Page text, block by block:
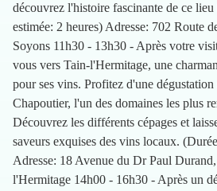
découvrez l'histoire fascinante de ce
estimée: 2 heures) Adresse: 702 Route
Soyons 11h30 - 13h30 - Après votre
vous vers Tain-l'Hermitage, une
pour ses vins. Profitez d'une
Chapoutier, l'un des domaines les plus
Découvrez les différents cépages et
saveurs exquises des vins locaux.
Adresse: 18 Avenue du Dr Paul
l'Hermitage 14h00 - 16h30 - Après un